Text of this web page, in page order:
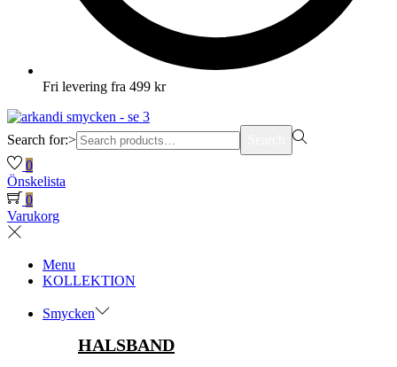
Fri levering fra 499 kr
Search for:>
0
Önskelista
0
Varukorg
Menu
KOLLEKTION
Smycken
HALSBAND